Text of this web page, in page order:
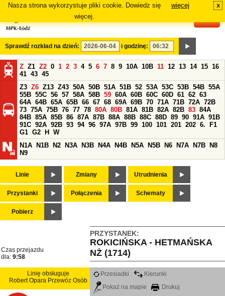
Nasza strona wykorzystuje pliki cookie. Dowiedz się
więcej.
więcej x
Sprawdź rozkład na dzień: i godzinę:
Z Z1 Z2 0 1 2 3 4 5 6 7 8 9 10A 10B 11 12 13 14 15 16
41 43 45
Z3 Z6 Z13 Z43 50A 50B 51A 51B 52 53A 53C 53B 54B 55A
55B 55C 56 57 58A 58B 59 60A 60B 60C 60D 61 62 63
64A 64B 65A 65B 66 67 68 69A 69B 70 71A 71B 72A 72B
73 75A 75B 76 77 78 80A 80B 81A 81B 82A 82B 83 84A
84B 85A 85B 86 87A 87B 88A 88B 88C 88D 89 90 91A 91B
91C 92A 92B 93 94 96 97A 97B 99 100 101 201 202 6.
F1
G1 G2 H
W
N1A
N1B N2 N3A N3B N4A N4B N5A N5B N6 N7A N7B
N8
N9
Linie Zmiany Utrudnienia
Przystanki Połączenia Schematy
Pobierz
PRZYSTANEK:
ROKICIŃSKA - HETMAŃSKA
NŻ (1714)
Czas przejazdu
dla: 9:58
Linię obsługuje
Robert Opara Przewóz Osób
Przesiadki
Kierunki
Pokaż na mapie
Drukuj